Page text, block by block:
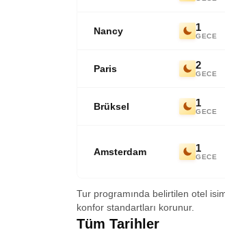
Nancy 1
GECE
Paris 2
GECE
Brüksel 1
GECE
Amsterdam 1
GECE
Tur programında belirtilen otel
konfor standartları korunur.
Tüm Tarihler